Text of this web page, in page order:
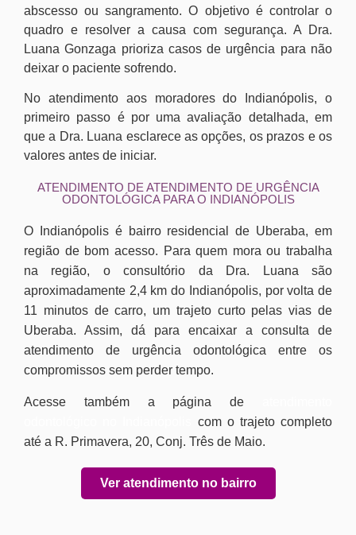
abscesso ou sangramento. O objetivo é controlar o
quadro e resolver a causa com segurança. A Dra.
Luana Gonzaga prioriza casos de urgência para não
deixar o paciente sofrendo.
No atendimento aos moradores do Indianópolis, o
primeiro passo é por uma avaliação detalhada, em
que a Dra. Luana esclarece as opções, os prazos e os
valores antes de iniciar.
ATENDIMENTO DE ATENDIMENTO DE URGÊNCIA
ODONTOLÓGICA PARA O INDIANÓPOLIS
O Indianópolis é bairro residencial de Uberaba, em
região de bom acesso. Para quem mora ou trabalha
na região, o consultório da Dra. Luana são
aproximadamente 2,4 km do Indianópolis, por volta de
11 minutos de carro, um trajeto curto pelas vias de
Uberaba. Assim, dá para encaixar a consulta de
atendimento de urgência odontológica entre os
compromissos sem perder tempo.
Acesse também a página de
com o trajeto completo
até a R. Primavera, 20, Conj. Três de Maio.
Ver atendimento no bairro